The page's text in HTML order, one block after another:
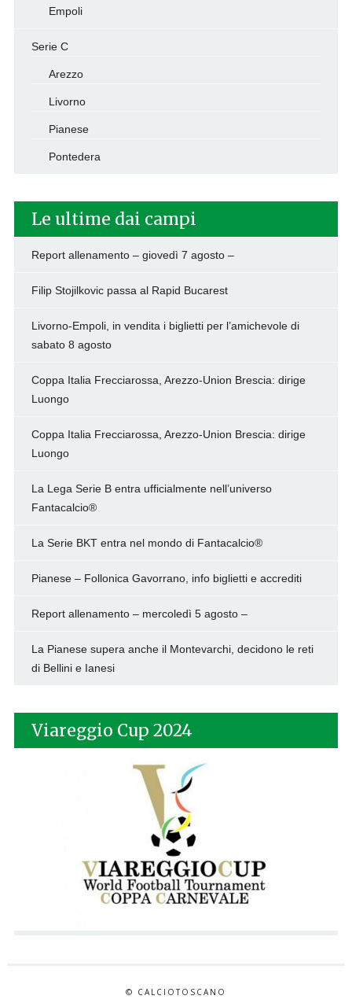
Empoli
Serie C
Arezzo
Livorno
Pianese
Pontedera
Le ultime dai campi
Report allenamento – giovedì 7 agosto –
Filip Stojilkovic passa al Rapid Bucarest
Livorno-Empoli, in vendita i biglietti per l’amichevole di
sabato 8 agosto
Coppa Italia Frecciarossa, Arezzo-Union Brescia: dirige
Luongo
Coppa Italia Frecciarossa, Arezzo-Union Brescia: dirige
Luongo
La Lega Serie B entra ufficialmente nell’universo
Fantacalcio®
La Serie BKT entra nel mondo di Fantacalcio®
Pianese – Follonica Gavorrano, info biglietti e accrediti
Report allenamento – mercoledì 5 agosto –
La Pianese supera anche il Montevarchi, decidono le reti
di Bellini e Ianesi
Viareggio Cup 2024
© CALCIOTOSCANO